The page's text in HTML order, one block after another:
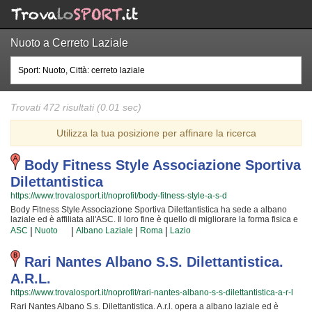
Nuoto a Cerreto Laziale
Trovati 472 risultati (0.01 sec)
Utilizza la tua posizione per affinare la ricerca
Body Fitness Style Associazione Sportiva
Dilettantistica
https://www.trovalosport.it/noprofit/body-fitness-style-a-s-d
Body Fitness Style Associazione Sportiva Dilettantistica ha sede a albano
laziale ed è affiliata all'ASC. Il loro fine è quello di migliorare la forma fisica e
il benessere delle persone organizzando lezioni sul territorio (anche per
bambini e ragazzi). Le loro attività aiutano a sviluppare le capacità motorie e
fisiche ed a aiutano a il proprio aspetto fisico per raggiungere una maggior
sicurezza individuale lavorando anche sulla propria autostima. I loro docenti
sono i più preparati della provincia e si preparano costantemente
partecipando ai corsi {text_aff3} per garantire la massima tranquillità e
professionalità ai loro iscritti. Il risultato e il divertimento che si producono
facendo fitness rendono questa attività davvero speciale, per cui, una volta
che avrete cominciato, non potrete più farne a meno! Provare per credere!!!
ASC | Nuoto | Albano Laziale | Roma | Lazio
Rari Nantes Albano S.s. Dilettantistica.
A.r.l.
https://www.trovalosport.it/noprofit/rari-nantes-albano-s-s-dilettantistica-a-r-l
Rari Nantes Albano S.s. Dilettantistica. A.r.l. opera a albano laziale ed è